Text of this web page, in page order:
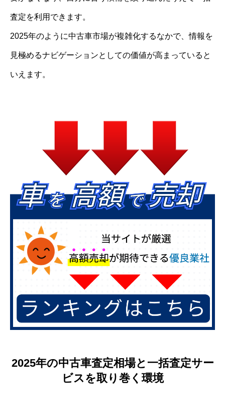
査定を利用できます。
2025年のように中古車市場が複雑化するなかで、情報を
見極めるナビゲーションとしての価値が高まっていると
いえます。
2025年の中古車査定相場と一括査定サー
ビスを取り巻く環境